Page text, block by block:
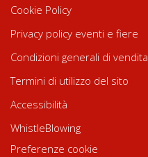
Cookie Policy
Privacy policy eventi e fiere
Condizioni generali di vendita
Termini di utilizzo del sito
Accessibilità
WhistleBlowing
Preferenze cookie